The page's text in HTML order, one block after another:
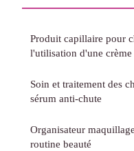
Produit capillaire pour
l'utilisation d'une crème
Soin et traitement des
sérum anti-chute
Organisateur
routine beauté